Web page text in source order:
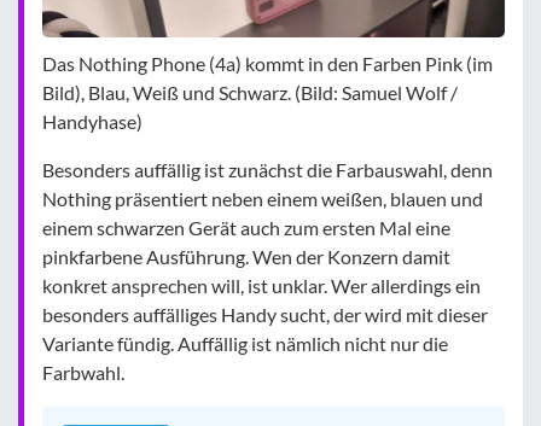
Das Nothing Phone (4a) kommt in den Farben Pink (im
Bild), Blau, Weiß und Schwarz. (Bild: Samuel Wolf /
Handyhase)
Besonders auffällig ist zunächst die Farbauswahl, denn
Nothing präsentiert neben einem weißen, blauen und
einem schwarzen Gerät auch zum ersten Mal eine
pinkfarbene Ausführung. Wen der Konzern damit
konkret ansprechen will, ist unklar. Wer allerdings ein
besonders auffälliges Handy sucht, der wird mit dieser
Variante fündig. Auffällig ist nämlich nicht nur die
Farbwahl.